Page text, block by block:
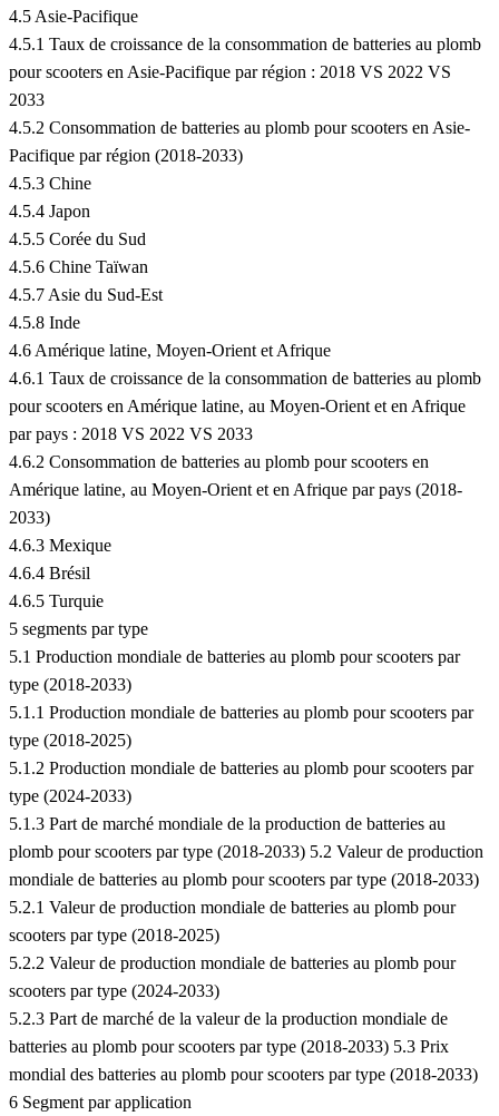
4.5 Asie-Pacifique
4.5.1 Taux de croissance de la consommation de batteries au plomb
pour scooters en Asie-Pacifique par région : 2018 VS 2022 VS
2033
4.5.2 Consommation de batteries au plomb pour scooters en Asie-
Pacifique par région (2018-2033)
4.5.3 Chine
4.5.4 Japon
4.5.5 Corée du Sud
4.5.6 Chine Taïwan
4.5.7 Asie du Sud-Est
4.5.8 Inde
4.6 Amérique latine, Moyen-Orient et Afrique
4.6.1 Taux de croissance de la consommation de batteries au plomb
pour scooters en Amérique latine, au Moyen-Orient et en Afrique
par pays : 2018 VS 2022 VS 2033
4.6.2 Consommation de batteries au plomb pour scooters en
Amérique latine, au Moyen-Orient et en Afrique par pays (2018-
2033)
4.6.3 Mexique
4.6.4 Brésil
4.6.5 Turquie
5 segments par type
5.1 Production mondiale de batteries au plomb pour scooters par
type (2018-2033)
5.1.1 Production mondiale de batteries au plomb pour scooters par
type (2018-2025)
5.1.2 Production mondiale de batteries au plomb pour scooters par
type (2024-2033)
5.1.3 Part de marché mondiale de la production de batteries au
plomb pour scooters par type (2018-2033) 5.2 Valeur de production
mondiale de batteries au plomb pour scooters par type (2018-2033)
5.2.1 Valeur de production mondiale de batteries au plomb pour
scooters par type (2018-2025)
5.2.2 Valeur de production mondiale de batteries au plomb pour
scooters par type (2024-2033)
5.2.3 Part de marché de la valeur de la production mondiale de
batteries au plomb pour scooters par type (2018-2033) 5.3 Prix
mondial des batteries au plomb pour scooters par type (2018-2033)
6 Segment par application